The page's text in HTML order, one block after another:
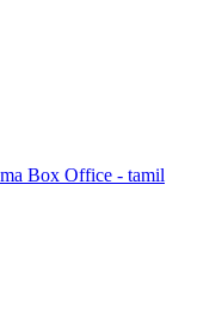
Box Office - tamil